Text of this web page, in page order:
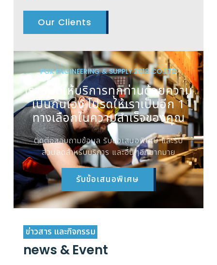
Our Clients
PGK ENGINEERING & SUPPLY 2018 CO.,LTD
เรายินดีให้บริการทุกท่านด้วยความ
เป็นกันเอง โปรดให้เราเป็นอีก 1
ทางเลือกในความสำเร็จของคุณ
ติดต่อสอบถามข้อมูล รับข้อเสนอพิเศษ และรับ
ส่วนลดสำหรับบริการ และอื่นๆอีกมากมาย
รับข้อเสนอพิเศษ
ข่าวสาร และกิจกรรม
news & Event